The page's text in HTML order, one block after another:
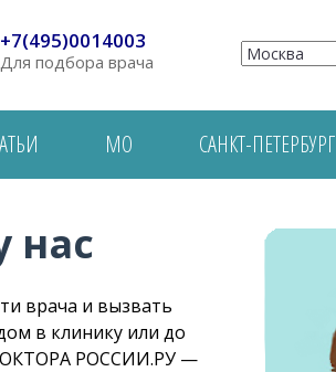
+7(495)0014003
Для подбора врача
МО САНКТ-ПЕТЕРБУРГ
нас
врача и вызвать
в клинику или до
РОССИИ.РУ —